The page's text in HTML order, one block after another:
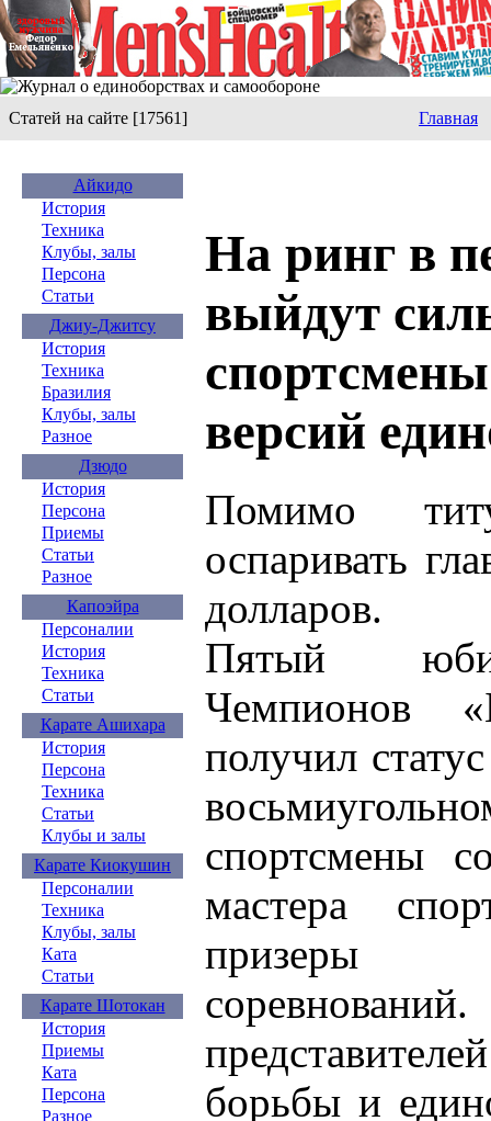
Статей на сайте [17561] Главная
Айкидо
История
Техника
Клубы, залы
Персона
Статьи
Джиу-Джитсу
История
Техника
Бразилия
Клубы, залы
Разное
Дзюдо
История
Персона
Приемы
Статьи
Разное
Капоэйра
Персоналии
История
Техника
Статьи
Карате Ашихара
История
Персона
Техника
Статьи
Клубы и залы
Карате Киокушин
Персоналии
Техника
Клубы, залы
Ката
Статьи
Карате Шотокан
История
Приемы
Ката
Персона
Разное
На ринг в
выйдут
версий
Помимо
оспаривать
долларов.
Пятый
Чемпионов
получил
спортсмены
мастера
призеры
борьбы и